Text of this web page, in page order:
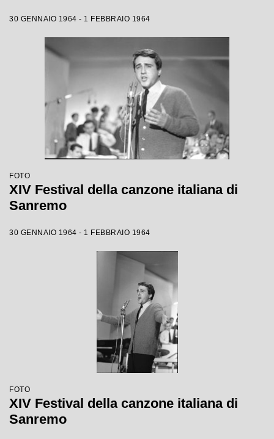
30 GENNAIO 1964 - 1 FEBBRAIO 1964
FOTO
XIV Festival della canzone italiana di
Sanremo
30 GENNAIO 1964 - 1 FEBBRAIO 1964
FOTO
XIV Festival della canzone italiana di
Sanremo